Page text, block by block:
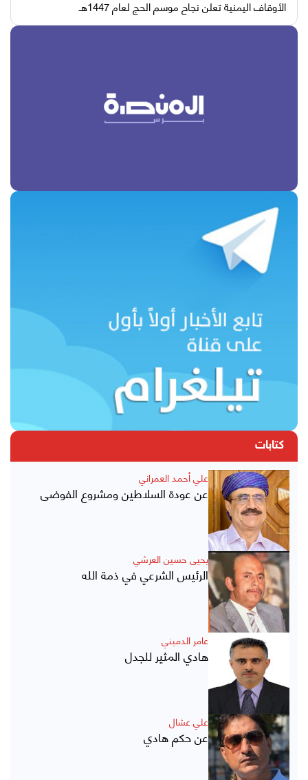
الأوقاف اليمنية تعلن نجاح موسم الحج لعام 1447هـ
كتابات
علي أحمد العمراني
عن عودة السلاطين ومشروع الفوضى
يحيى حسين العرشي
الرئيس الشرعي في ذمة الله
عامر الدميني
هادي المثير للجدل
علي عشال
عن حكم هادي